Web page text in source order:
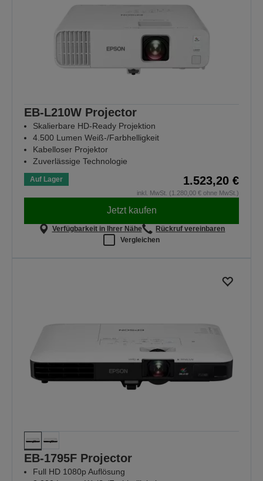
EB-L210W Projector
Skalierbare HD-Ready Projektion
4.500 Lumen Weiß-/Farbhelligkeit
Kabelloser Projektor
Zuverlässige Technologie
Auf Lager 1.523,20 €
inkl. MwSt. (1.280,00 € ohne MwSt.)
Jetzt kaufen
Verfügbarkeit in Ihrer Nähe
Rückruf vereinbaren
Vergleichen
EB-1795F Projector
Full HD 1080p Auflösung